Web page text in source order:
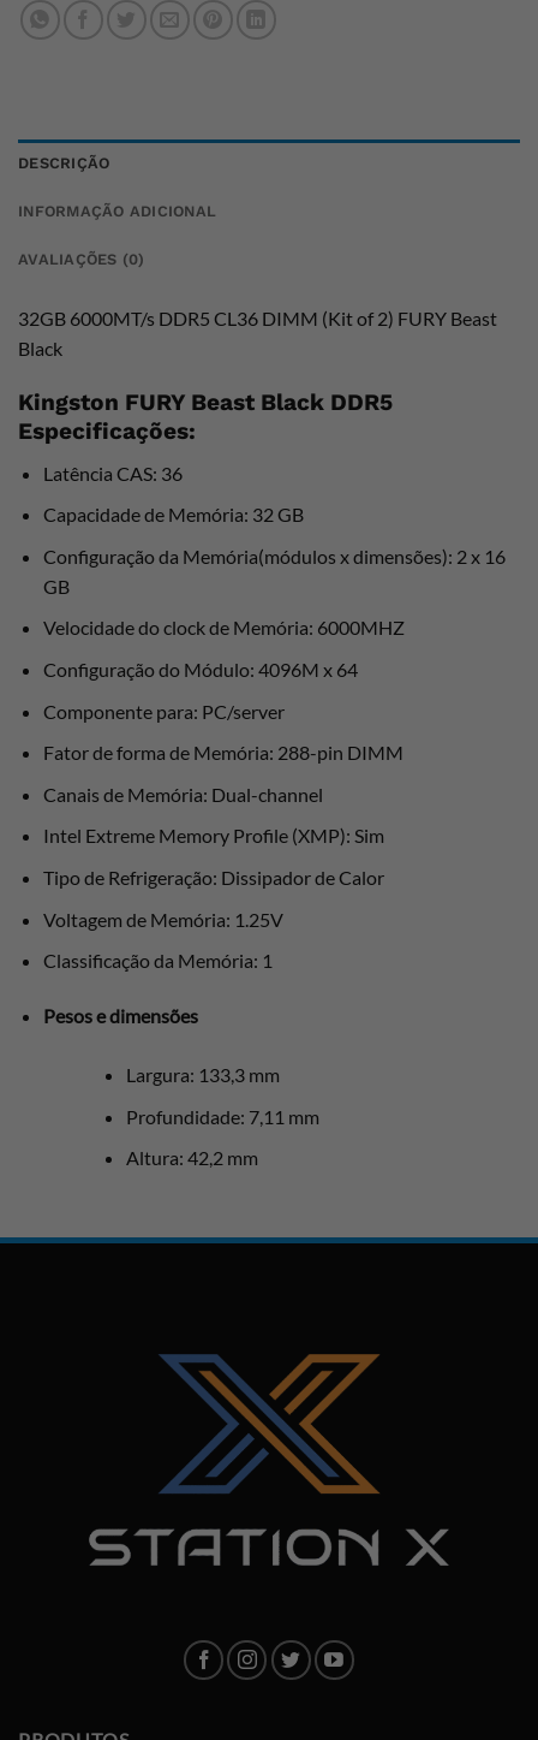
DESCRIÇÃO
INFORMAÇÃO ADICIONAL
AVALIAÇÕES (0)
32GB 6000MT/s DDR5 CL36 DIMM (Kit of 2) FURY Beast
Black
Kingston FURY Beast Black DDR5
Especificações:
Latência CAS: 36
Capacidade de Memória: 32 GB
Configuração da Memória(módulos x dimensões): 2 x 16
GB
Velocidade do clock de Memória: 6000MHZ
Configuração do Módulo: 4096M x 64
Componente para: PC/server
Fator de forma de Memória: 288-pin DIMM
Canais de Memória: Dual-channel
Intel Extreme Memory Profile (XMP): Sim
Tipo de Refrigeração: Dissipador de Calor
Voltagem de Memória: 1.25V
Classificação da Memória: 1
Pesos e dimensões
Largura: 133,3 mm
Profundidade: 7,11 mm
Altura: 42,2 mm